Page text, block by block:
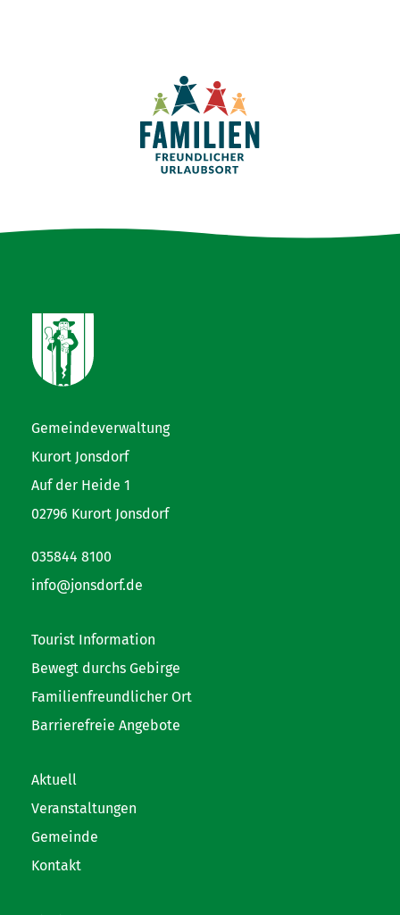
Gemeindeverwaltung
Kurort Jonsdorf
Auf der Heide 1
02796 Kurort Jonsdorf
035844 8100
info@jonsdorf.de
Tourist Information
Bewegt durchs Gebirge
Familienfreundlicher Ort
Barrierefreie Angebote
Aktuell
Veranstaltungen
Gemeinde
Kontakt